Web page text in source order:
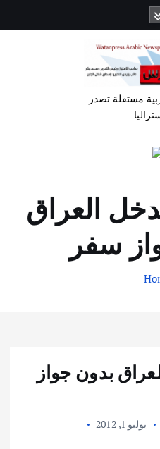
مستقلة تصدر
العراق
سفر
بدون جواز
يوليو 1, 2012